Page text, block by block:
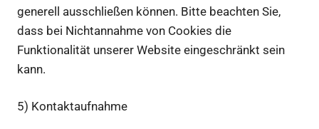
generell ausschließen können. Bitte beachten Sie,
dass bei Nichtannahme von Cookies die
Funktionalität unserer Website eingeschränkt sein
kann.
5) Kontaktaufnahme